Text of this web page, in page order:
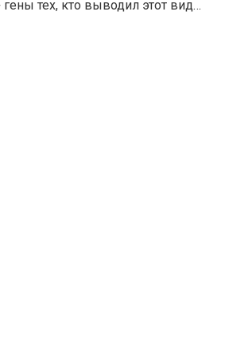
тех, кто выводил этот вид…